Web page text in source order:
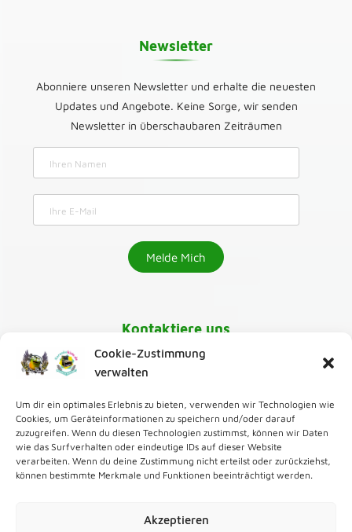
Cookie-Zustimmung
verwalten
Um dir ein optimales Erlebnis zu bieten, verwenden wir Technologien wie
Cookies, um Geräteinformationen zu speichern und/oder darauf
zuzugreifen. Wenn du diesen Technologien zustimmst, können wir Daten
wie das Surfverhalten oder eindeutige IDs auf dieser Website
verarbeiten. Wenn du deine Zustimmung nicht erteilst oder zurückziehst,
können bestimmte Merkmale und Funktionen beeinträchtigt werden.
Akzeptieren
Newsletter
Abonniere unseren Newsletter und erhalte die neuesten
Updates und Angebote. Keine Sorge, wir senden
Newsletter in überschaubaren Zeiträumen
Kontaktiere uns
030-218 01 070
karaoke@greenmango24.de ,
Zur Karaoke Bar
Zum Karaoke Verleih